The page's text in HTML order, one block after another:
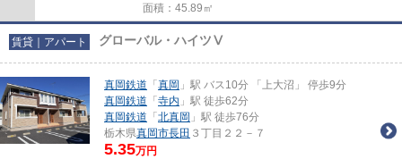
面積：45.89㎡
賃貸｜アパート グローバル・ハイツⅤ
真岡鉄道 「 真岡 」駅 バス10分 「上大沼」 停歩9分
真岡鉄道 「 寺内 」駅 徒歩62分
真岡鉄道 「 北真岡 」駅 徒歩76分
栃木県真岡市長田 ３丁目２２－７
5.35万円